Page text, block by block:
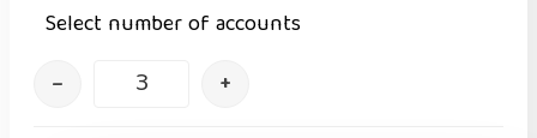
Select number of accounts
– +